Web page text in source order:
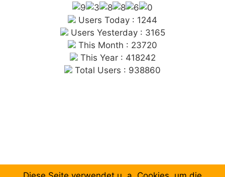
Users Today : 1244
Users Yesterday : 3165
This Month : 23720
This Year : 418242
Total Users : 938860